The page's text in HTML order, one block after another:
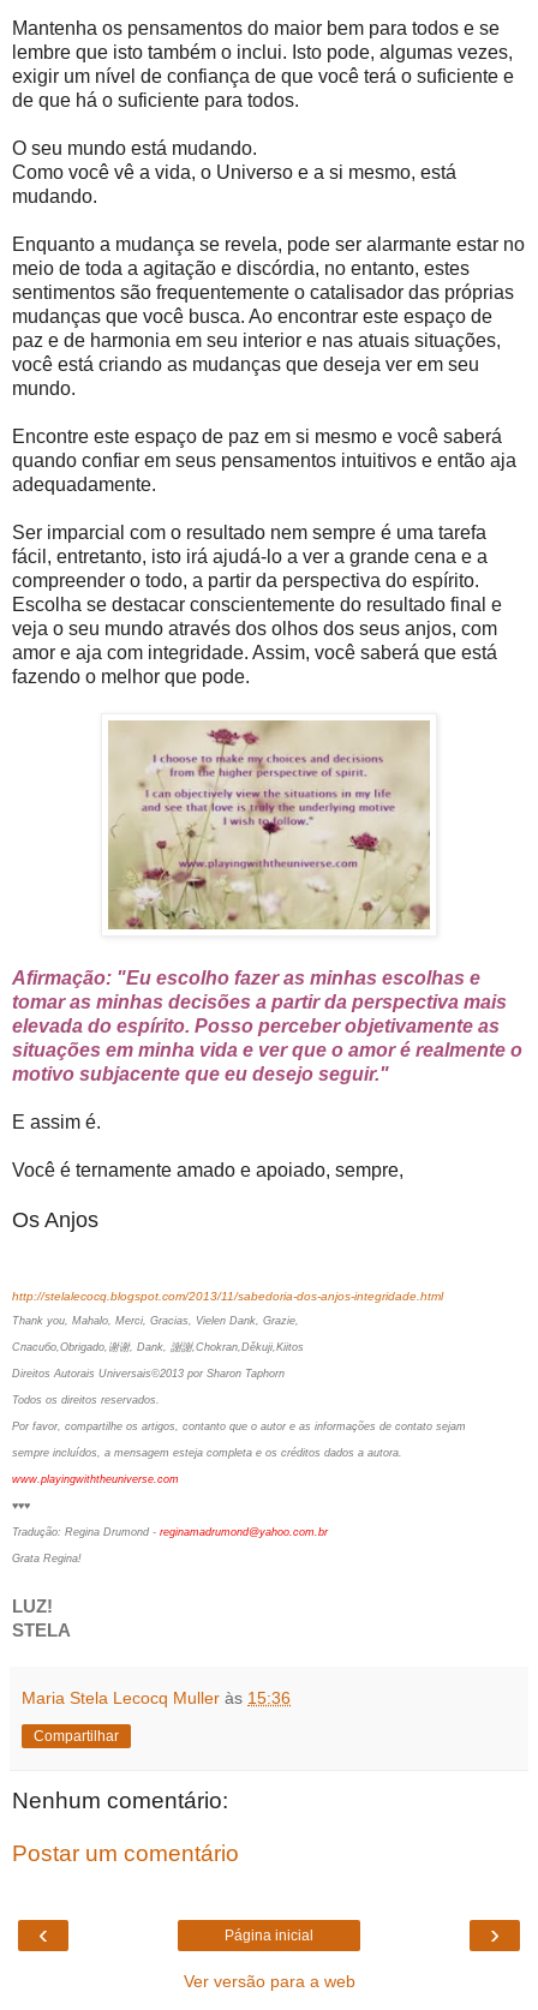
Mantenha os pensamentos do maior bem para todos e se
lembre que isto também o inclui. Isto pode, algumas vezes,
exigir um nível de confiança de que você terá o suficiente e
de que há o suficiente para todos.
O seu mundo está mudando.
Como você vê a vida, o Universo e a si mesmo, está
mudando.
Enquanto a mudança se revela, pode ser alarmante estar no
meio de toda a agitação e discórdia, no entanto, estes
sentimentos são frequentemente o catalisador das próprias
mudanças que você busca. Ao encontrar este espaço de
paz e de harmonia em seu interior e nas atuais situações,
você está criando as mudanças que deseja ver em seu
mundo.
Encontre este espaço de paz em si mesmo e você saberá
quando confiar em seus pensamentos intuitivos e então aja
adequadamente.
Ser imparcial com o resultado nem sempre é uma tarefa
fácil, entretanto, isto irá ajudá-lo a ver a grande cena e a
compreender o todo, a partir da perspectiva do espírito.
Escolha se destacar conscientemente do resultado final e
veja o seu mundo através dos olhos dos seus anjos, com
amor e aja com integridade. Assim, você saberá que está
fazendo o melhor que pode.
Afirmação: "Eu escolho fazer as minhas escolhas e
tomar as minhas decisões a partir da perspectiva mais
elevada do espírito. Posso perceber objetivamente as
situações em minha vida e ver que o amor é realmente o
motivo subjacente que eu desejo seguir."
E assim é.
Você é ternamente amado e apoiado, sempre,
Os Anjos
http://stelalecocq.blogspot.com/2013/11/sabedoria-dos-anjos-integridade.html
Thank you, Mahalo, Merci, Gracias, Vielen Dank, Grazie,
Спасибо,Obrigado,谢谢, Dank, 謝謝,Chokran,Děkuji,Kiitos
Direitos Autorais Universais©2013 por Sharon Taphorn
Todos os direitos reservados.
Por favor, compartilhe os artigos, contanto que o autor e as informações de contato sejam
sempre incluídos, a mensagem esteja completa e os créditos dados a autora.
www.playingwiththeuniverse.com
♥♥♥
Tradução: Regina Drumond - reginamadrumond@yahoo.com.br
Grata Regina!
LUZ!
STELA
Maria Stela Lecocq Muller às 15:36
Compartilhar
Nenhum comentário:
Postar um comentário
‹ ›
Página inicial
Ver versão para a web